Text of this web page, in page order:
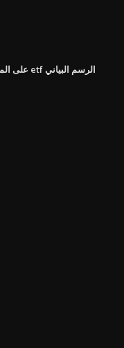
Proshares قصيرة vix على المدى القصير العقود الآجلة etf الرسم البياني